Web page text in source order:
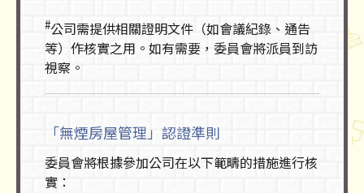
#公司需提供相關證明文件（如會議紀錄、通告
等）作核實之用。如有需要，委員會將派員到訪
視察。
「無煙房屋管理」認證準則
委員會將根據參加公司在以下範疇的措施進行核
實：